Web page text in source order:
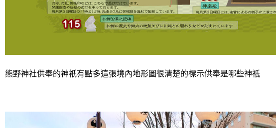
熊野神社供奉的神祇有點多這張境內地形圖很清楚的標示供奉是哪些神祇